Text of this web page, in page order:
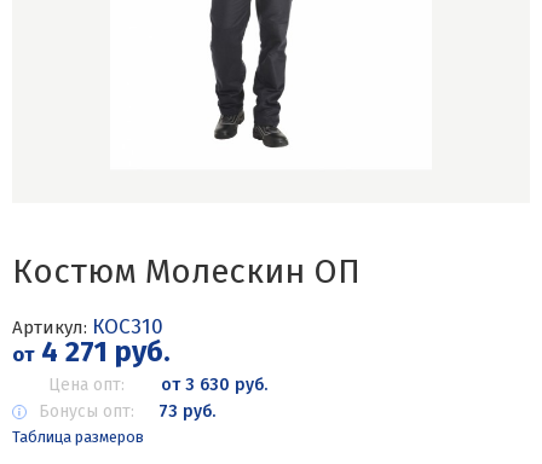
Костюм Молескин ОП
Артикул: КОС310
от4 271 руб.
Цена опт:
от 3 630 руб.
Бонусы опт:
73 руб.
Таблица размеров